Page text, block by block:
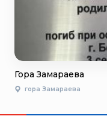
Гора Замараева
гора Замараева